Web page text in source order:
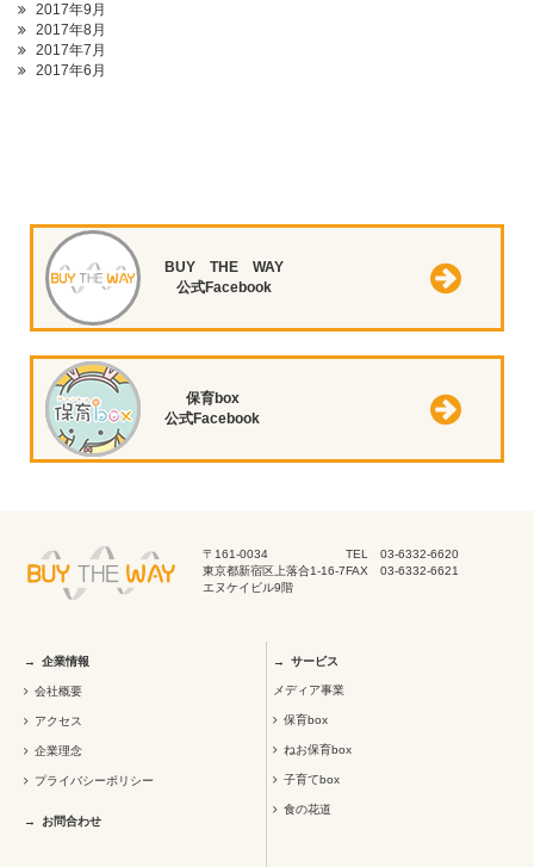
2017年9月
2017年8月
2017年7月
2017年6月
BUY THE WAY
公式Facebook
保育box
公式Facebook
〒161-0034
東京都新宿区上落合1-16-7
エヌケイビル9階
TEL 03-6332-6620
FAX 03-6332-6621
企業情報
会社概要
アクセス
企業理念
プライバシーポリシー
お問合わせ
サービス
メディア事業
保育box
ねお保育box
子育てbox
食の花道